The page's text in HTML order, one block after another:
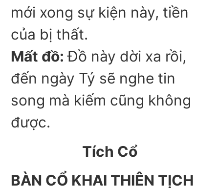
mới xong sự kiện này, tiền
của bị thất.
Mất đồ:Đồ này dời xa rồi,
đến ngày Tý sẽ nghe tin
song mà kiếm cũng không
được.
Tích Cổ
BÀN CỔ KHAI THIÊN TỊCH